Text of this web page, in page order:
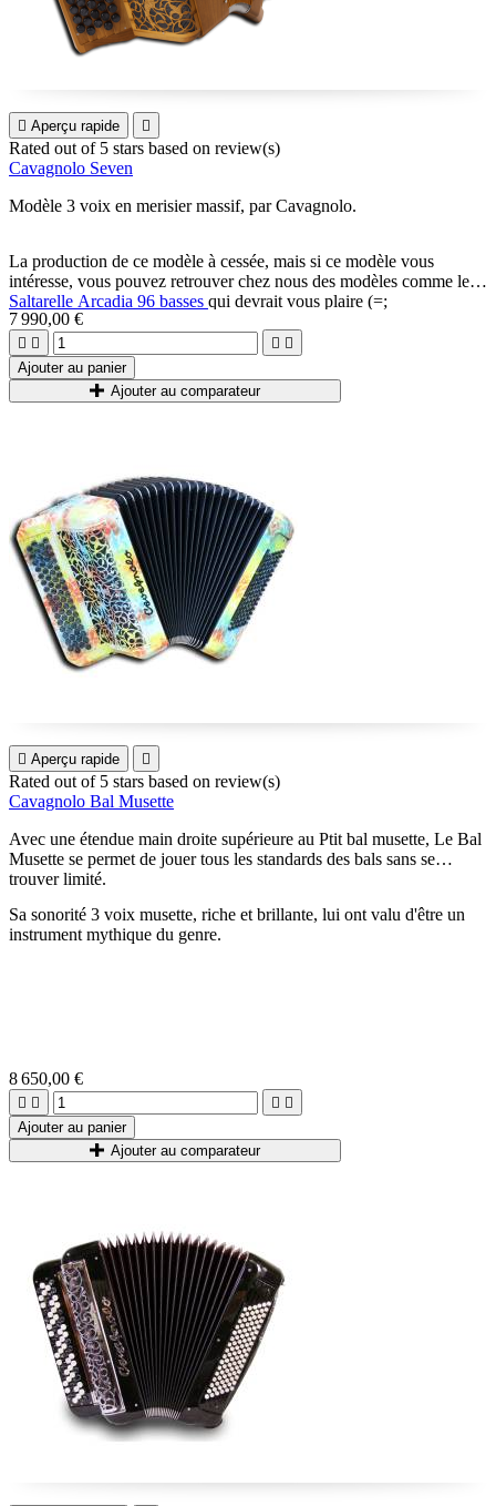
 Aperçu rapide 
Rated out of 5 stars based on review(s)
Cavagnolo Seven
Modèle 3 voix en merisier massif, par Cavagnolo.
La production de ce modèle à cessée, mais si ce modèle vous
intéresse, vous pouvez retrouver chez nous des modèles comme le
Saltarelle Arcadia 96 basses qui devrait vous plaire (=;
7 990,00 €
   
Ajouter au panier
Ajouter au comparateur
 Aperçu rapide 
Rated out of 5 stars based on review(s)
Cavagnolo Bal Musette
Avec une étendue main droite supérieure au Ptit bal musette, Le Bal
Musette se permet de jouer tous les standards des bals sans se
trouver limité.
Sa sonorité 3 voix musette, riche et brillante, lui ont valu d'être un
instrument mythique du genre.
8 650,00 €
   
Ajouter au panier
Ajouter au comparateur